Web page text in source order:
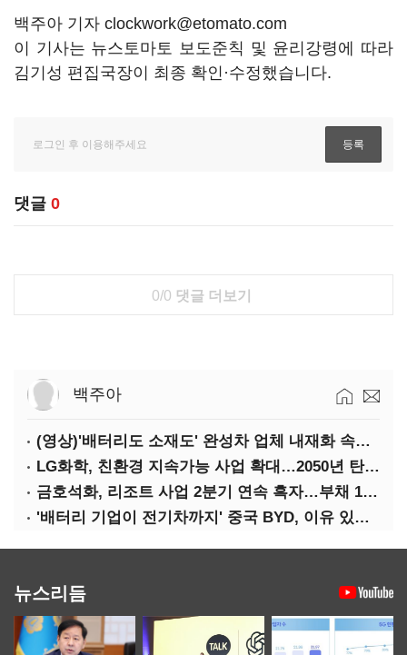
백주아 기자 clockwork@etomato.com
이 기사는 뉴스토마토 보도준칙 및 윤리강령에 따라
김기성 편집국장이 최종 확인·수정했습니다.
댓글 0
0/0 댓글 더보기
백주아
(영상)'배터리도 소재도' 완성차 업체 내재화 속도낸다
LG화학, 친환경 지속가능 사업 확대…2050년 탄소중립 달성
금호석화, 리조트 사업 2분기 연속 흑자…부채 170%↓
'배터리 기업이 전기차까지' 중국 BYD, 이유 있는 선전
뉴스리듬